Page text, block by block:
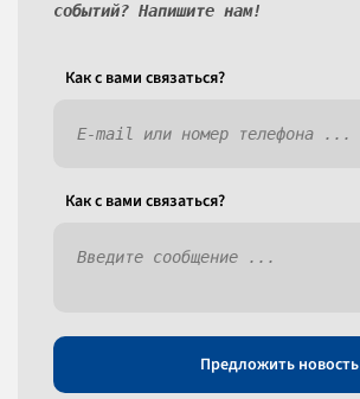
событий? Напишите нам!
Как c вами связаться?
Как c вами связаться?
Предложить новость